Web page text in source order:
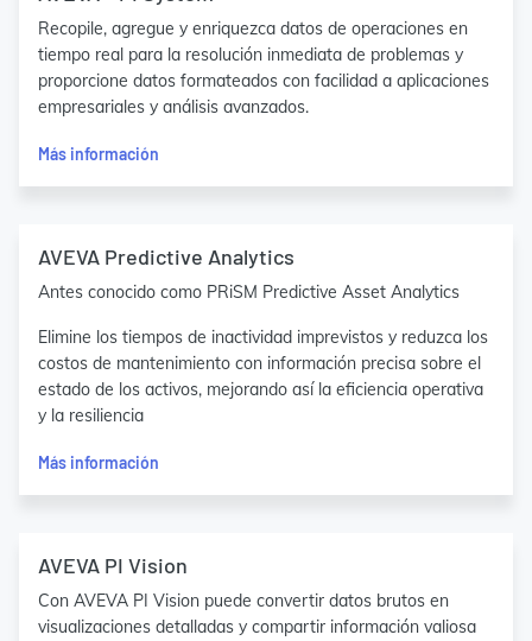
Recopile, agregue y enriquezca datos de operaciones en
tiempo real para la resolución inmediata de problemas y
proporcione datos formateados con facilidad a aplicaciones
empresariales y análisis avanzados.
Más información
AVEVA Predictive Analytics
Antes conocido como PRiSM Predictive Asset Analytics
Elimine los tiempos de inactividad imprevistos y reduzca los
costos de mantenimiento con información precisa sobre el
estado de los activos, mejorando así la eficiencia operativa
y la resiliencia
Más información
AVEVA PI Vision
Con AVEVA PI Vision puede convertir datos brutos en
visualizaciones detalladas y compartir información valiosa